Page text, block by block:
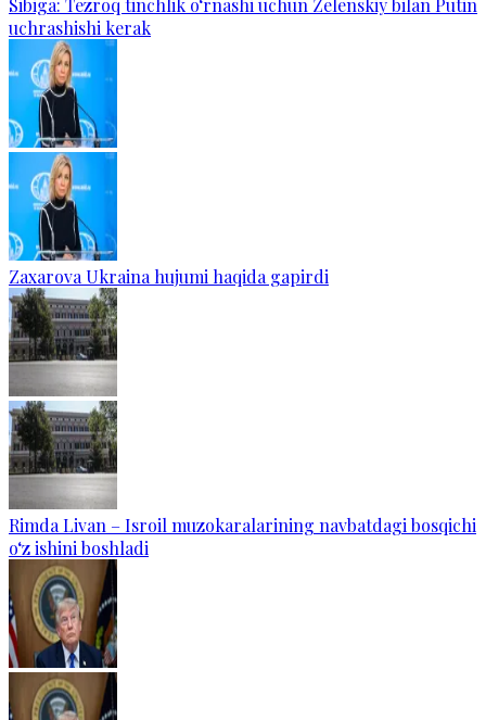
Sibiga: Tezroq tinchlik o‘rnashi uchun Zelenskiy bilan Putin
uchrashishi kerak
Zaxarova Ukraina hujumi haqida gapirdi
Rimda Livan – Isroil muzokaralarining navbatdagi bosqichi
o‘z ishini boshladi